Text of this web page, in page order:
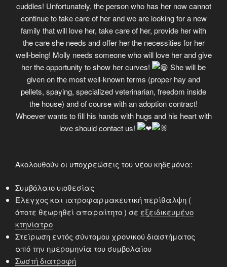
cuddles! Unfortunately, the person who has her now cannot
continue to take care of her and we are looking for a new
family that will love her, take care of her, provide her with
the care she needs and offer her the necessities for her
well-being! Molly needs someone who will love her and give
her the opportunity to show her curves!
She will be
given on the most well-known terms (proper hay and
pellets, spaying, specialized veterinarian, freedom inside
the house) and of course with an adoption contract!
Whoever wants to fill his hands with hugs and his heart with
love should contact us!
Ακολουθούν οι υποχρεώσεις του νέου κηδεμόνα:
Συμβόλαιο υιοθεσίας
Έλεγχος και ιατροφαρμακευτική περίθαλψη (
όποτε θεωρηθεί απαραίτητο ) σε εξειδικευμένο
κτηνίατρο
Στείρωση εντός σύντομου χρονικού διαστήματος
από την ημερομηνία του συμβολαίου
Σωστή διατροφή